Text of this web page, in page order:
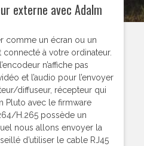
externe avec Adalm
comme un écran ou un
à votre ordinateur.
n’affiche pas
et l’audio pour l’envoyer
diffuseur, récepteur qui
Pluto avec le firmware
H.265 possède un
nous allons envoyer la
d’utiliser le cable RJ45